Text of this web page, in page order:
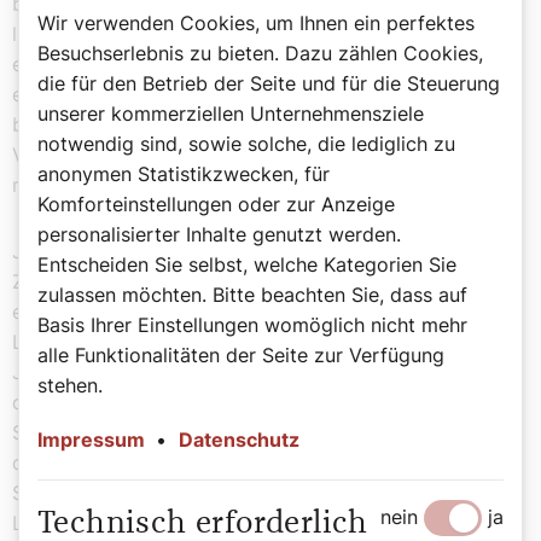
liefen, allesamt eingestellt. Und auch wirkt es doch
etwas zweifelhaft, wenn das Domkapitel – immerhin
eines der wichtigsten Gremien einer Diözese –
behauptet, in all den Jahren nie etwas von den
Verfehlungen gewusst oder diese vielleicht gar in Teilen
mitgetragen zu haben.
Ja, es bleiben viele Verletzungen, von denen bereits im
Zuge der Visitation berichtet wurde. Aber seien wir mal
ehrlich: Erwachsene Männer, akademisch gebildet, in
Leitungsfunktion, die es offenbar selbst nach fünf
Jahren nicht hinbekommen, miteinander zu reden? Und
die noch dazu in diesen Tagen wieder in Mariazell über
Synodalität beraten, vom Zuhören, der Einmütigkeit und
dem gemeinsamen Weg schwärmen? Eine absurde
Situation. Vielleicht böte Asterix hier tatsächlich eine
Lösung: Keine hochliturgische Versöhnungsgeste,
Wir verwenden Cookies, um Ihnen ein perfektes
Besuchserlebnis zu bieten. Dazu zählen Cookies,
die für den Betrieb der Seite und für die Steuerung
unserer kommerziellen Unternehmensziele
notwendig sind, sowie solche, die lediglich zu
anonymen Statistikzwecken, für
Komforteinstellungen oder zur Anzeige
personalisierter Inhalte genutzt werden.
Entscheiden Sie selbst, welche Kategorien Sie
zulassen möchten. Bitte beachten Sie, dass auf
Basis Ihrer Einstellungen womöglich nicht mehr
alle Funktionalitäten der Seite zur Verfügung
stehen.
Impressum • Datenschutz
Technisch erforderlich nein ja